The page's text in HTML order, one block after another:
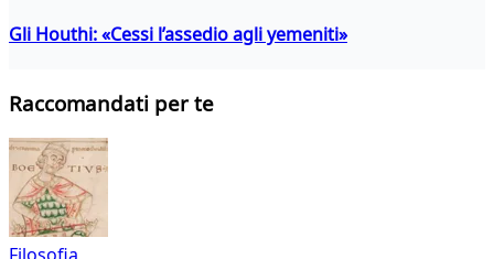
Gli Houthi: «Cessi l’assedio agli yemeniti»
Raccomandati per te